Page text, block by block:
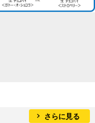
さらに見る